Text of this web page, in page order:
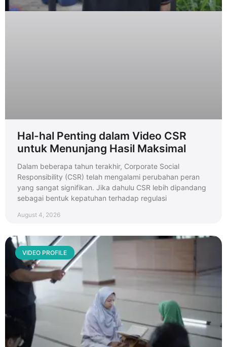
Hal-hal Penting dalam Video CSR
untuk Menunjang Hasil Maksimal
Dalam beberapa tahun terakhir, Corporate Social
Responsibility (CSR) telah mengalami perubahan peran
yang sangat signifikan. Jika dahulu CSR lebih dipandang
sebagai bentuk kepatuhan terhadap regulasi
August 4, 2026
VIDEO PROFILE